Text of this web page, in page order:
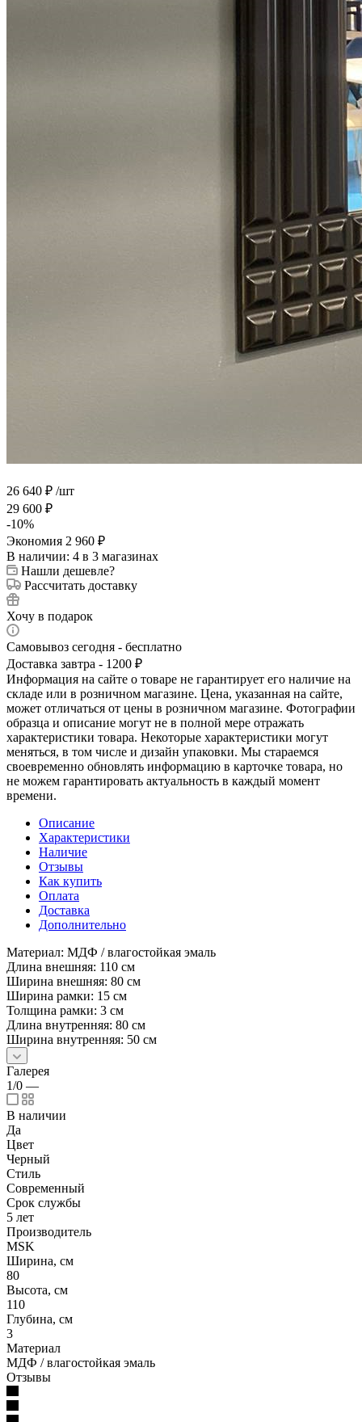
26 640 ₽ /шт
29 600 ₽
-10%
Экономия 2 960 ₽
В наличии: 4 в 3 магазинах
Нашли дешевле?
Рассчитать доставку
Хочу в подарок
Самовывоз сегодня - бесплатно
Доставка завтра - 1200 ₽
Информация на сайте о товаре не гарантирует его наличие на
складе или в розничном магазине. Цена, указанная на сайте,
может отличаться от цены в розничном магазине. Фотографии
образца и описание могут не в полной мере отражать
характеристики товара. Некоторые характеристики могут
меняться, в том числе и дизайн упаковки. Мы стараемся
своевременно обновлять информацию в карточке товара, но
не можем гарантировать актуальность в каждый момент
времени.
Описание
Характеристики
Наличие
Отзывы
Как купить
Оплата
Доставка
Дополнительно
Материал: МДФ / влагостойкая эмаль
Длина внешняя: 110 см
Ширина внешняя: 80 см
Ширина рамки: 15 см
Толщина рамки: 3 см
Длина внутренняя: 80 см
Ширина внутренняя: 50 см
Галерея
1/0 —
В наличии
Да
Цвет
Черный
Стиль
Современный
Срок службы
5 лет
Производитель
MSK
Ширина, см
80
Высота, см
110
Глубина, см
3
Материал
МДФ / влагостойкая эмаль
Отзывы